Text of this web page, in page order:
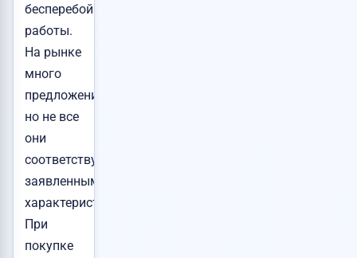
бесперебойной
работы.
На рынке
много
предложений,
но не все
они
соответствуют
заявленным
характеристикам.
При
покупке